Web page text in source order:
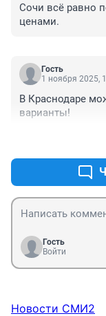
Сочи всё равно
ценами.
Гость
1 ноября 2025,
В Краснодаре
варианты!
Гость
Войти
Новости СМИ2